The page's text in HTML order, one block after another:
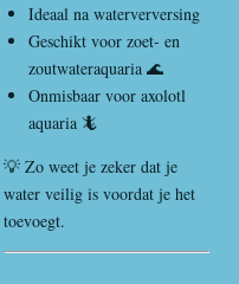
Ideaal na waterverversing
Geschikt voor zoet- en
zoutwateraquaria 🌊
Onmisbaar voor axolotl
aquaria 🦎
💡 Zo weet je zeker dat je
water veilig is voordat je het
toevoegt.